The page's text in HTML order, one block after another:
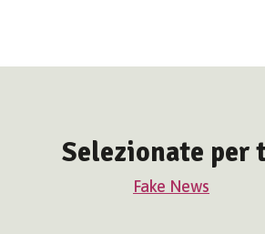
Selezionate per
Fake News